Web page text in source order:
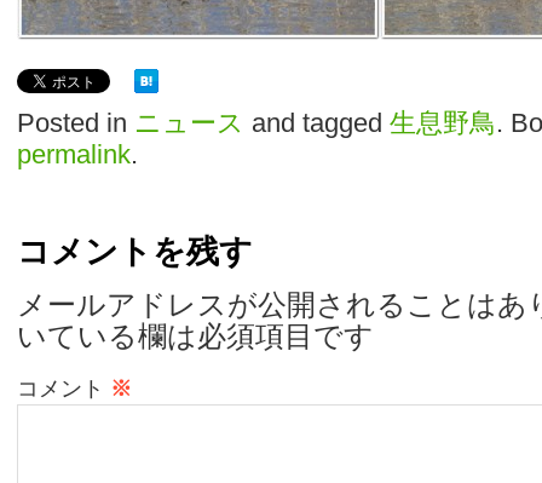
Posted in ニュース and tagged 生息野鳥.
permalink.
コメントを残す
メールアドレスが公開されることはあ
いている欄は必須項目です
コメント ※